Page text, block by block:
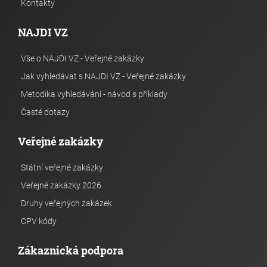
Kontakty
NAJDI VZ
Vše o NAJDI VZ - Veřejné zakázky
Jak vyhledávat s NAJDI VZ - Veřejné zakázky
Metodika vyhledávání - návod s příklady
Časté dotazy
Veřejné zakázky
Státní veřejné zakázky
Veřejné zakázky 2026
Druhy veřejných zakázek
CPV kódy
Zákaznická podpora